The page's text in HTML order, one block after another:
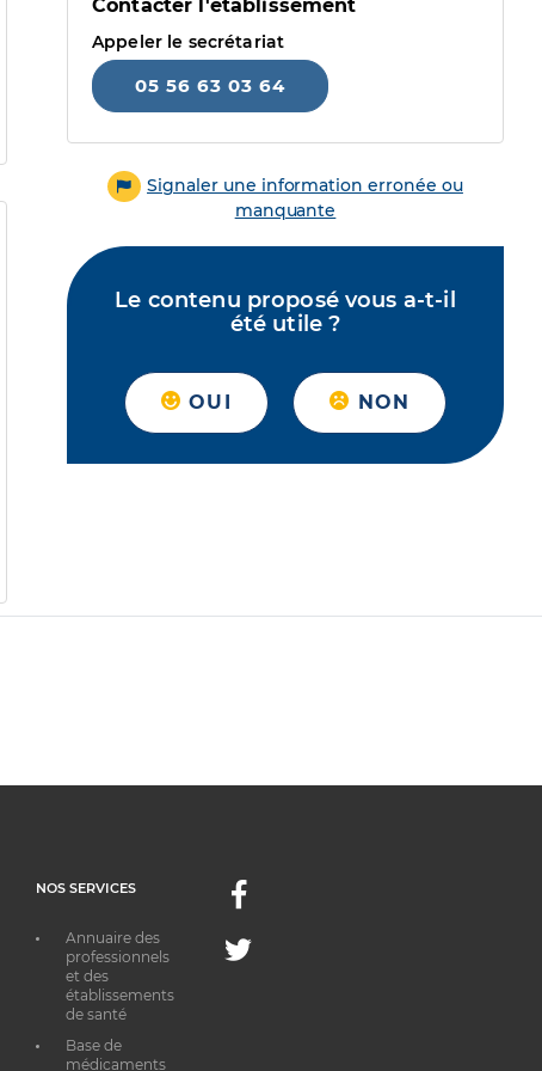
Contacter l'établissement
Appeler le secrétariat
05 56 63 03 64
Signaler une information erronée ou
manquante
Le contenu proposé vous a-t-il
été utile ?
OUI NON
NOS SERVICES
Annuaire des
professionnels
et des
établissements
de santé
Base de
médicaments
Facebook
Twitter